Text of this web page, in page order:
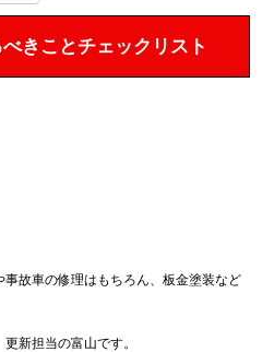
きことチェックリスト
故車の修理はもちろん、板金塗装など
新担当の富山です。